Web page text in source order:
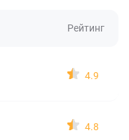
Рейтинг
4.9
4.8